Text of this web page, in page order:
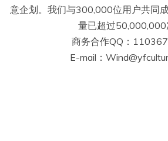
意企划。我们与300,000位用户共同
量已超过50,000,000
商务合作QQ：
E-mail：